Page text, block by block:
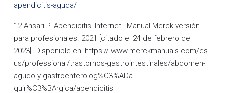
apendicitis-aguda/
12.Ansari P. Apendicitis [Internet]. Manual Merck versión
para profesionales. 2021 [citado el 24 de febrero de
2023]. Disponible en: https:// www.merckmanuals.com/es-
us/professional/trastornos-gastrointestinales/abdomen-
agudo-y-gastroenterolog%C3%ADa-
quir%C3%BArgica/apendicitis